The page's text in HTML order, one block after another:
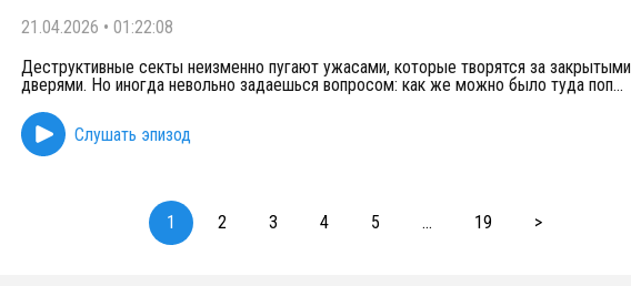
21.04.2026 • 01:22:08
Деструктивные секты неизменно пугают ужасами, которые творятся за закрытыми
дверями. Но иногда невольно задаешься вопросом: как же можно было туда поп...
Слушать эпизод
1 2 3 4 5 ... 19 >